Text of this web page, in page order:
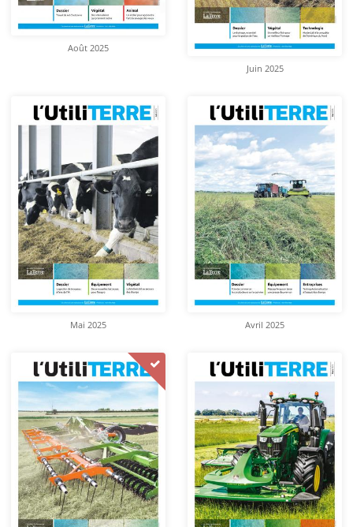
Août 2025
Juin 2025
Mai 2025 Avril 2025